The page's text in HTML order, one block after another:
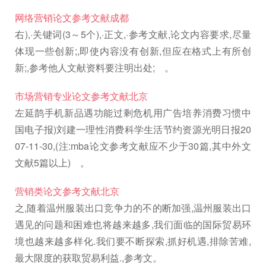
网络营销论文参考文献成都
右),·关键词(3～5个),·正文,·参考文献,论文内容要求,尽量
体现一些创新;,即使内容没有创新,但应在格式上有所创
新;,参考他人文献资料要注明出处; 。
市场营销专业论文参考文献北京
左延鹊手机新品遇功能过剩危机用广告培养消费习惯中
国电子报)刘建一理性消费科学生活节约资源光明日报20
07-11-30,(注:mba论文参考文献应不少于30篇,其中外文
文献5篇以上) 。
营销类论文参考文献北京
之,随着温州服装出口竞争力的不的断加强,温州服装出口
遇见的问题和困难也将越来越多,我们面临的国际贸易环
境也越来越多样化.我们要不断探索,抓好机遇,排除苦难,
最大限度的获取贸易利益., 参考文。